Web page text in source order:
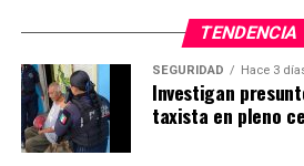
TENDENCIA
SEGURIDAD Hace 3
Investigan
taxista en pleno